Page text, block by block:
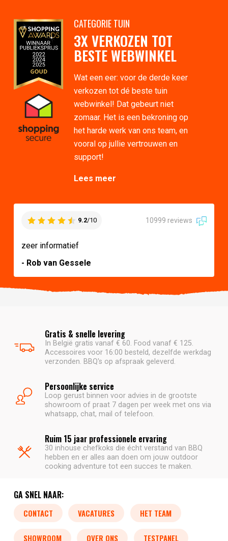
CATEGORIE TUIN
3X VERKOZEN TOT
BESTE WEBWINKEL
Wat een eer: voor de derde keer
verkozen tot dé beste tuin
webwinkel! Dat gebeurt niet
zomaar. Het is een bekroning op
het harde werk van ons team, en
vooral op jullie vertrouwen en
support!
Lees meer
9.2/10 10999 reviews
zeer informatief
- Rob van Gessele
Gratis & snelle levering
In België gratis vanaf € 60. Food vanaf € 125.
Accessoires voor 16:00 besteld, dezelfde werkdag
verzonden. BBQ's op afspraak geleverd.
Persoonlijke service
Loop gerust binnen voor advies in de grootste
showroom of praat 7 dagen per week met ons via
whatsapp, chat, mail of telefoon.
Ruim 15 jaar professionele ervaring
30 inhouse chefkoks die écht verstand van BBQ
hebben en er alles aan doen om jouw outdoor
cooking adventure tot een succes te maken.
GA SNEL NAAR:
CONTACT VACATURES HET TEAM
SHOWROOM OVER ONS TESTPANEL